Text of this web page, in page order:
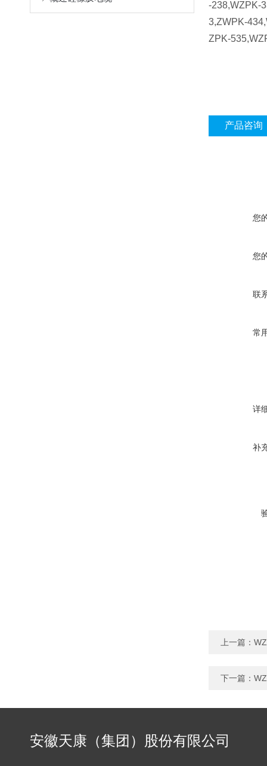
-238,WZPK-
3,ZWPK-
ZPK-
产品咨询
您
您
联
常
详
补
上一篇：
下一篇：
安徽天康（集团）股份有限公司